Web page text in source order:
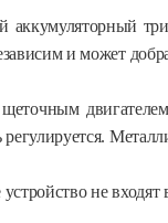
и может
регулируется.
не входят